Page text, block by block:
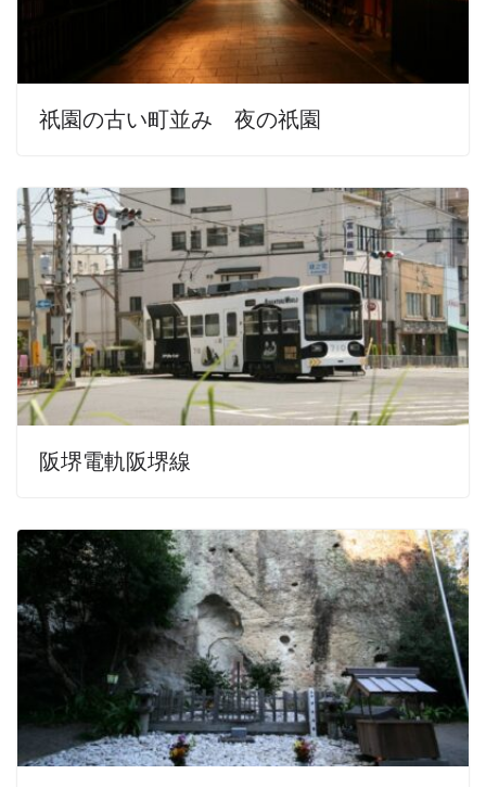
祇園の古い町並み 夜の祇園
阪堺電軌阪堺線